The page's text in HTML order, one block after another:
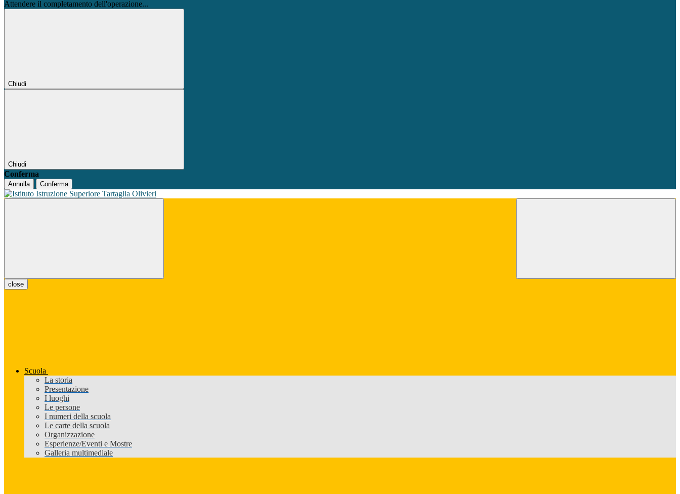
Attendere il completamento dell'operazione...
Chiudi
Chiudi
Conferma
Annulla Conferma
close
Scuola
La storia
Presentazione
I luoghi
Le persone
I numeri della scuola
Le carte della scuola
Organizzazione
Esperienze/Eventi e Mostre
Galleria multimediale